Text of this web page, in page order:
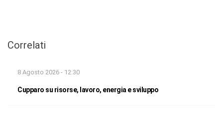
Correlati
8 Agosto 2026 - 12:30
Cupparo su risorse, lavoro, energia e sviluppo